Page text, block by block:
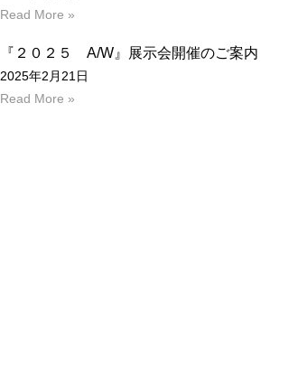
Read More »
『２０２５ A/W』展示会開催のご案内
2025年2月21日
Read More »